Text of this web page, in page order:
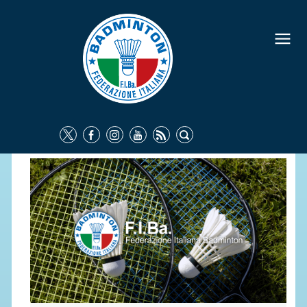
FEDERAZIONE
IDENTITÀ
COMMISSIONI FEDERALI
ORGANI TERRITORIALI
SOCIETÀ SPORTIVE
CARTE FEDERALI
ATTI UFFICIALI
TUTELA DELLA SALUTE -
ANTIDOPING
COMUNICAZIONE E MARKETING